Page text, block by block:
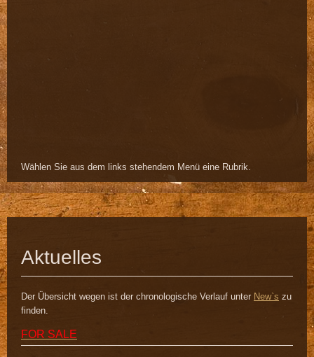
Wählen Sie aus dem links stehendem Menü eine Rubrik.
Aktuelles
Der Übersicht wegen ist der chronologische Verlauf unter New`s zu
finden.
FOR SALE